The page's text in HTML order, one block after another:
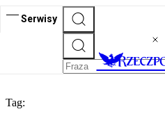
Serwisy
Tag: